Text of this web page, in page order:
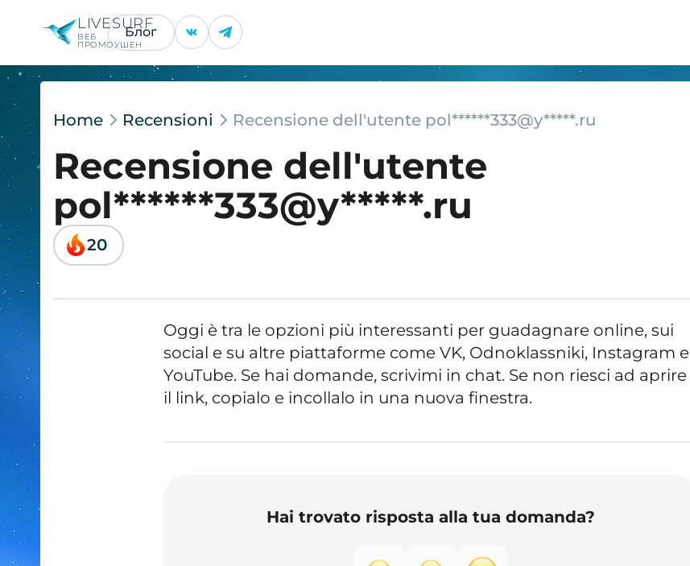
LIVESURF
ВЕБ
ПРОМОУШЕН
Блог
Home Recensioni Recensione dell'utente pol******333@y*****.ru
Recensione dell'utente
pol******333@y*****.ru
20
Oggi è tra le opzioni più interessanti per guadagnare online, sui
social e su altre piattaforme come VK, Odnoklassniki, Instagram e
YouTube. Se hai domande, scrivimi in chat. Se non riesci ad aprire
il link, copialo e incollalo in una nuova finestra.
Hai trovato risposta alla tua domanda?